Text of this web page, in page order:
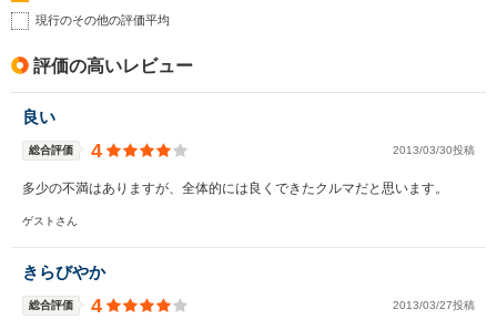
現行のその他の評価平均
評価の高いレビュー
良い
総合評価 4 2013/03/30投稿
多少の不満はありますが、全体的には良くできたクルマだと思います。
ゲストさん
きらびやか
総合評価 4 2013/03/27投稿